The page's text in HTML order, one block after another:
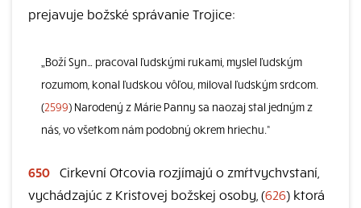
prejavuje božské správanie Trojice:
„Boží Syn… pracoval ľudskými rukami, myslel ľudským
rozumom, konal ľudskou vôľou, miloval ľudským srdcom.
(2599) Narodený z Márie Panny sa naozaj stal jedným z
nás, vo všetkom nám podobný okrem hriechu.“
650 Cirkevní Otcovia rozjímajú o zmŕtvychvstaní,
vychádzajúc z Kristovej božskej osoby, (626) ktorá